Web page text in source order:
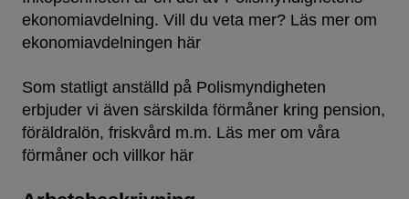
ekonomiavdelning. Vill du veta mer? Läs mer om
ekonomiavdelningen här
Som statligt anställd på Polismyndigheten
erbjuder vi även särskilda förmåner kring pension,
föräldralön, friskvård m.m. Läs mer om våra
förmåner och villkor här